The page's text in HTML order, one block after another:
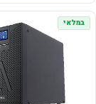
במלאי